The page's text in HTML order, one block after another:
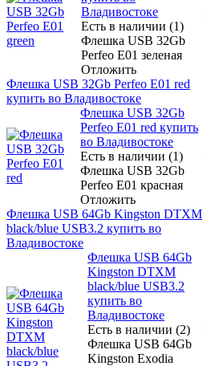
Владивостоке
Есть в наличии (1)
Флешка USB 32Gb
Perfeo E01 зеленая
Отложить
Флешка USB 32Gb Perfeo E01 red
купить во Владивостоке
Флешка USB 32Gb
Perfeo E01 red купить
во Владивостоке
Есть в наличии (1)
Флешка USB 32Gb
Perfeo E01 красная
Отложить
Флешка USB 64Gb Kingston DTXM
black/blue USB3.2 купить во
Владивостоке
Флешка USB 64Gb
Kingston DTXM
black/blue USB3.2
купить во
Владивостоке
Есть в наличии (2)
Флешка USB 64Gb
Kingston Exodia